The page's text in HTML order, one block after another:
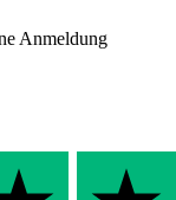
Anmeldung